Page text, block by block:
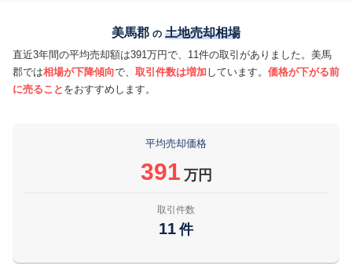
美馬郡 の 土地売却相場
直近3年間の平均売却額は391万円で、11件の取引がありました。美馬
郡では相場が下降傾向で、 取引件数は増加しています。 価格が下がる前
に売ること をおすすめします。
平均売却価格
391 万円
取引件数
11 件